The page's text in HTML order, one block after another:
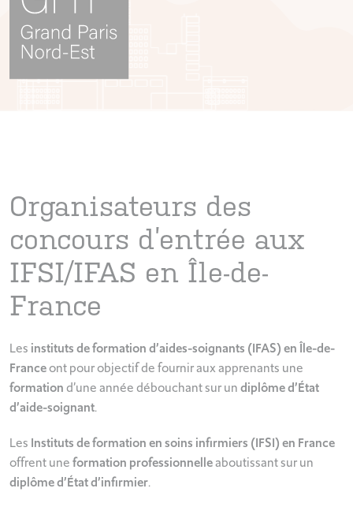
Organisateurs des
concours d’entrée aux
IFSI/IFAS en Île-de-
France
Les instituts de formation d’aides-soignants (IFAS) en Île-de-
Franceont pour objectif de fournir aux apprenants une
formationd’une année débouchant sur undiplôme d’État
d’aide-soignant.
Les Instituts de formation en soins infirmiers (IFSI) en France
offrent uneformation professionnelleaboutissant sur un
diplôme d’État d’infirmier.